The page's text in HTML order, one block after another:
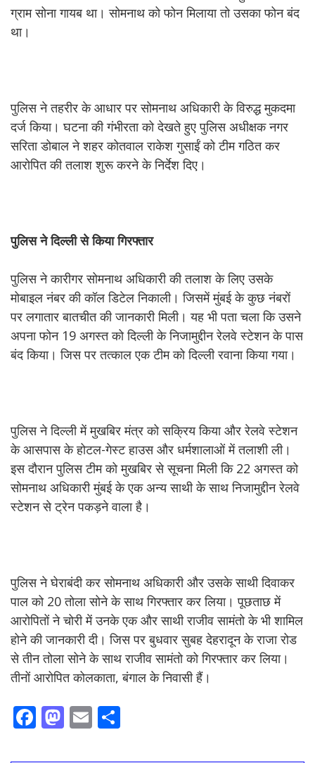
ग्राम सोना गायब था। सोमनाथ को फोन मिलाया तो उसका फोन बंद
था।
पुलिस ने तहरीर के आधार पर सोमनाथ अधिकारी के विरुद्ध मुकदमा
दर्ज किया। घटना की गंभीरता को देखते हुए पुलिस अधीक्षक नगर
सरिता डोबाल ने शहर कोतवाल राकेश गुसाईं को टीम गठित कर
आरोपित की तलाश शुरू करने के निर्देश दिए।
पुलिसनेदिल्लीसेकियागिरफ्तार
पुलिस ने कारीगर सोमनाथ अधिकारी की तलाश के लिए उसके
मोबाइल नंबर की कॉल डिटेल निकाली। जिसमें मुंबई के कुछ नंबरों
पर लगातार बातचीत की जानकारी मिली। यह भी पता चला कि उसने
अपना फोन 19 अगस्त को दिल्ली के निजामुद्दीन रेलवे स्टेशन के पास
बंद किया। जिस पर तत्काल एक टीम को दिल्ली रवाना किया गया।
पुलिस ने दिल्ली में मुखबिर मंत्र को सक्रिय किया और रेलवे स्टेशन
के आसपास के होटल-गेस्ट हाउस और धर्मशालाओं में तलाशी ली।
इस दौरान पुलिस टीम को मुखबिर से सूचना मिली कि 22 अगस्त को
सोमनाथ अधिकारी मुंबई के एक अन्य साथी के साथ निजामुद्दीन रेलवे
स्टेशन से ट्रेन पकड़ने वाला है।
पुलिस ने घेराबंदी कर सोमनाथ अधिकारी और उसके साथी दिवाकर
पाल को 20 तोला सोने के साथ गिरफ्तार कर लिया। पूछताछ में
आरोपितों ने चोरी में उनके एक और साथी राजीव सामंतो के भी शामिल
होने की जानकारी दी। जिस पर बुधवार सुबह देहरादून के राजा रोड
से तीन तोला सोने के साथ राजीव सामंतो को गिरफ्तार कर लिया।
तीनों आरोपित कोलकाता, बंगाल के निवासी हैं।
F M E